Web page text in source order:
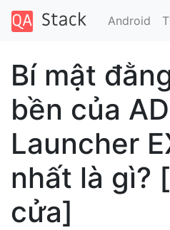
Android
Bí mật
bền của
Launcher
nhất là gì?
cửa]